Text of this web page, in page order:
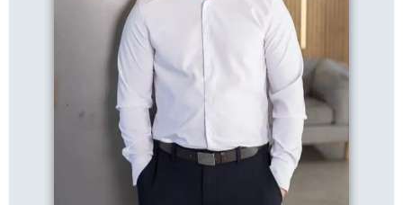
Herbály György
- Ingatlanspecialista